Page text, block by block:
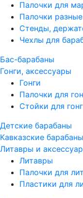
Палочки для
Палочки разные
Стенды,
Чехлы для
Бас-барабаны
Гонги, аксессуары
Гонги
Палочки для
Стойки для
Детские барабаны
Кавказские барабаны
Литавры и
Литавры
Палочки для
Пластики для